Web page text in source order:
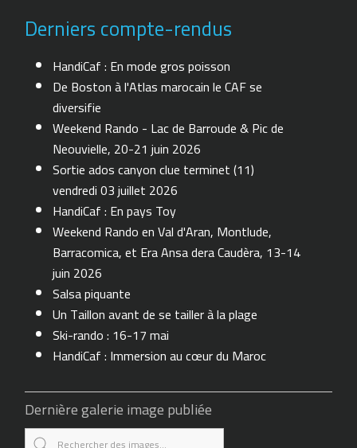
Derniers compte-rendus
HandiCaf : En mode gros poisson
De Boston à l'Atlas marocain le CAF se
diversifie
Weekend Rando - Lac de Barroude & Pic de
Neouvielle, 20-21 juin 2026
Sortie ados canyon clue terminet (11)
vendredi 03 juillet 2026
HandiCaf : En pays Toy
Weekend Rando en Val d'Aran, Montlude,
Barracomica, et Era Ansa dera Caudèra, 13-14
juin 2026
Salsa piquante
Un Taillon avant de se tailler à la plage
Ski-rando : 16-17 mai
HandiCaf : Immersion au cœur du Maroc
Dernière galerie image publiée